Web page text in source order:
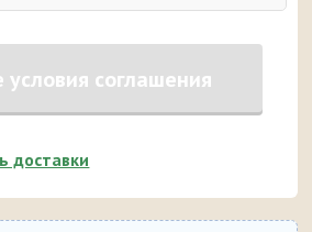
соглашения
доставки